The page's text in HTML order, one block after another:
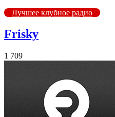
Лучшее клубное радио
Frisky
1 709